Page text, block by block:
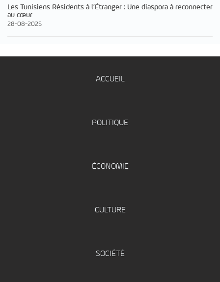
Les Tunisiens Résidents à l’Étranger : Une diaspora à reconnecter
au cœur
28-08-2025
ACCUEIL
POLITIQUE
ÉCONOMIE
CULTURE
SOCIÉTÉ